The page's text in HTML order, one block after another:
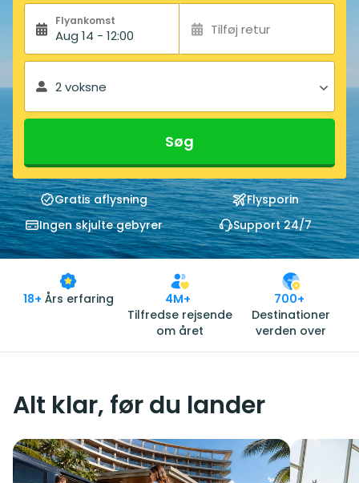
Flyankomst
Aug 14 - 12:00 Tilføj retur
2 voksne
Søg
Gratis aflysning
Flysporin
Ingen skjulte gebyrer
Support 24/7
18+ Års erfaring
4M+
Tilfredse rejsende
om året
700+
Destinationer
verden over
Alt klar, før du lander